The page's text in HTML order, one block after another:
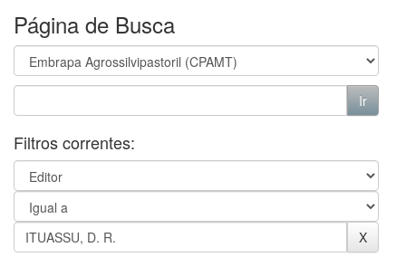
Página de Busca
Filtros correntes: